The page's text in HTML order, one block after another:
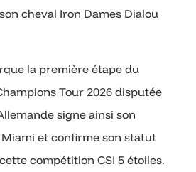
cheval Iron Dames Dialou
la première étape du
Tour 2026 disputée
signe ainsi son
et confirme son statut
compétition CSI 5 étoiles.